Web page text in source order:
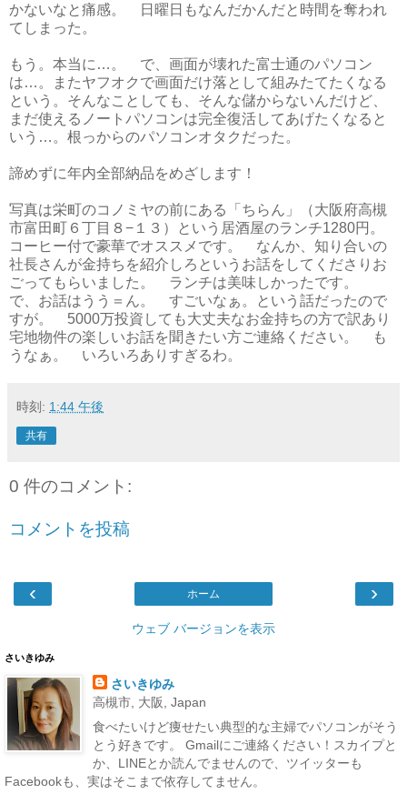
かないなと痛感。 日曜日もなんだかんだと時間を奪われ
てしまった。
もう。本当に…。 で、画面が壊れた富士通のパソコン
は…。またヤフオクで画面だけ落として組みたてたくなる
という。そんなことしても、そんな儲からないんだけど、
まだ使えるノートパソコンは完全復活してあげたくなると
いう…。根っからのパソコンオタクだった。
諦めずに年内全部納品をめざします！
写真は栄町のコノミヤの前にある「ちらん」（大阪府高槻
市富田町６丁目８−１３）という居酒屋のランチ1280円。
コーヒー付で豪華でオススメです。 なんか、知り合いの
社長さんが金持ちを紹介しろというお話をしてくださりお
ごってもらいました。 ランチは美味しかったです。
で、お話はうう＝ん。 すごいなぁ。という話だったので
すが。 5000万投資しても大丈夫なお金持ちの方で訳あり
宅地物件の楽しいお話を聞きたい方ご連絡ください。 も
うなぁ。 いろいろありすぎるわ。
時刻: 1:44 午後
共有
0 件のコメント:
コメントを投稿
‹ ›
ホーム
ウェブ バージョンを表示
さいきゆみ
さいきゆみ
高槻市, 大阪, Japan
食べたいけど痩せたい典型的な主婦でパソコンがそう
とう好きです。 Gmailにご連絡ください！スカイプと
か、LINEとか読んでませんので、ツイッターも
Facebookも、実はそこまで依存してません。